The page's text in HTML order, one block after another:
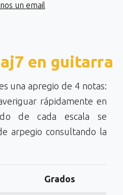
un email
en guitarra
una apregio de 4 notas:
rápidamente en
de cada escala se
arpegio consultando la
Grados